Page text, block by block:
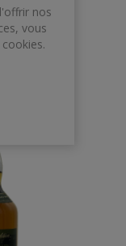
des arômes
nos
vous